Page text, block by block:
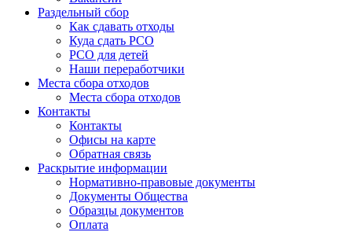
Раздельный сбор
Как сдавать отходы
Куда сдать РСО
РСО для детей
Наши переработчики
Места сбора отходов
Места сбора отходов
Контакты
Контакты
Офисы на карте
Обратная связь
Раскрытие информации
Нормативно-правовые документы
Документы Общества
Образцы документов
Оплата